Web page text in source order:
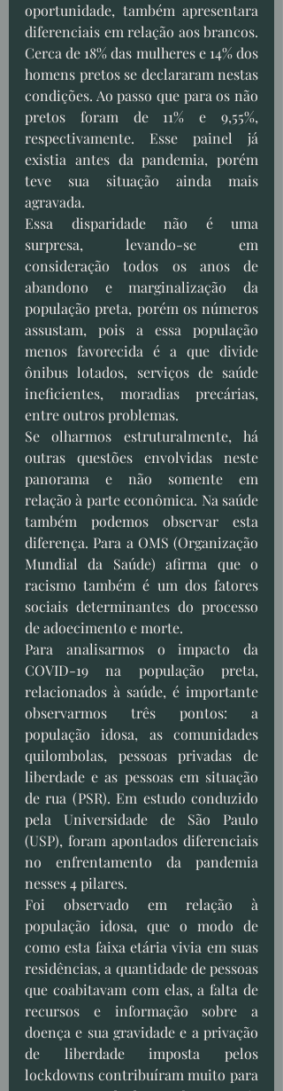
oportunidade, também apresentara
diferenciais em relação aos brancos.
Cerca de 18% das mulheres e 14% dos
homens pretos se declararam nestas
condições. Ao passo que para os não
pretos foram de 11% e 9,55%,
respectivamente. Esse painel já
existia antes da pandemia, porém
teve sua situação ainda mais
agravada.
Essa disparidade não é uma
surpresa, levando-se em
consideração todos os anos de
abandono e marginalização da
população preta, porém os números
assustam, pois a essa população
menos favorecida é a que divide
ônibus lotados, serviços de saúde
ineficientes, moradias precárias,
entre outros problemas.
Se olharmos estruturalmente, há
outras questões envolvidas neste
panorama e não somente em
relação à parte econômica. Na saúde
também podemos observar esta
diferença. Para a OMS (Organização
Mundial da Saúde) afirma que o
racismo também é um dos fatores
sociais determinantes do processo
de adoecimento e morte.
Para analisarmos o impacto da
COVID-19 na população preta,
relacionados à saúde, é importante
observarmos três pontos: a
população idosa, as comunidades
quilombolas, pessoas privadas de
liberdade e as pessoas em situação
de rua (PSR). Em estudo conduzido
pela Universidade de São Paulo
(USP), foram apontados diferenciais
no enfrentamento da pandemia
nesses 4 pilares.
Foi observado em relação à
população idosa, que o modo de
como esta faixa etária vivia em suas
residências, a quantidade de pessoas
que coabitavam com elas, a falta de
recursos e informação sobre a
doença e sua gravidade e a privação
de liberdade imposta pelos
lockdowns contribuíram muito para